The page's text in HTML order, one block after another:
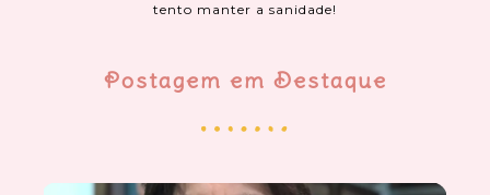
tento manter a sanidade!
Postagem em Destaque